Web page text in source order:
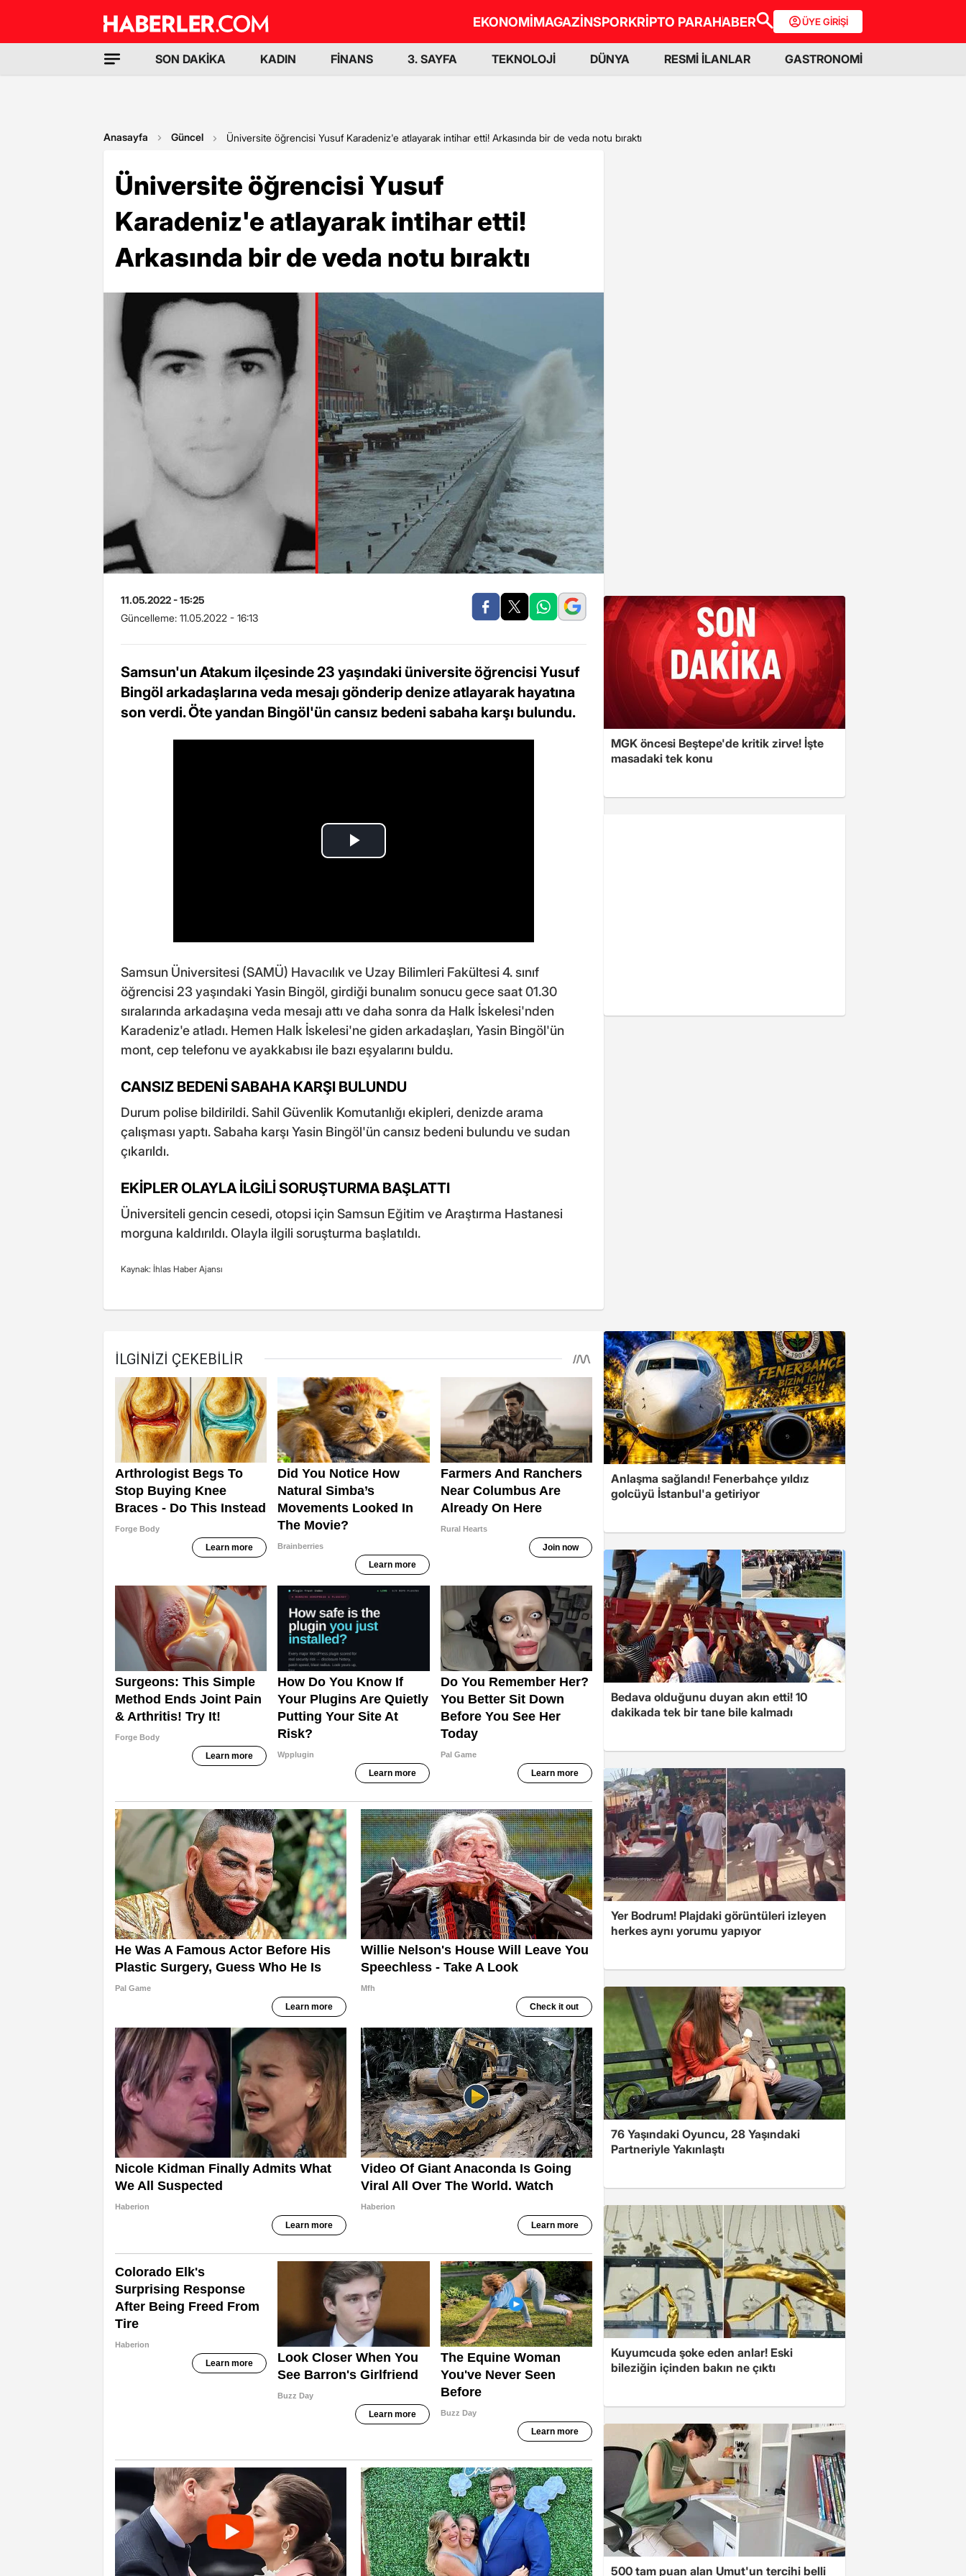
EKONOMİMAGAZİNSPORKRİPTO PARAHABER ÜYE GİRİŞİ
SON DAKİKA KADIN FİNANS 3. SAYFA TEKNOLOJİ DÜNYA RESMİ İLANLAR GASTRONOMİ
Anasayfa Güncel Üniversite öğrencisi Yusuf Karadeniz'e atlayarak intihar etti! Arkasında bir de veda notu bıraktı
Üniversite öğrencisi Yusuf
Karadeniz'e atlayarak intihar etti!
Arkasında bir de veda notu bıraktı
11.05.2022 - 15:25
Güncelleme: 11.05.2022 - 16:13
Samsun'un Atakum ilçesinde 23 yaşındaki üniversite öğrencisi Yusuf
Bingöl arkadaşlarına veda mesajı gönderip denize atlayarak hayatına
son verdi. Öte yandan Bingöl'ün cansız bedeni sabaha karşı bulundu.
Samsun Üniversitesi (SAMÜ) Havacılık ve Uzay Bilimleri Fakültesi 4. sınıf
öğrencisi 23 yaşındaki Yasin Bingöl, girdiği bunalım sonucu gece saat 01.30
sıralarında arkadaşına veda mesajı attı ve daha sonra da Halk İskelesi'nden
Karadeniz'e atladı. Hemen Halk İskelesi'ne giden arkadaşları, Yasin Bingöl'ün
mont, cep telefonu ve ayakkabısı ile bazı eşyalarını buldu.
CANSIZ BEDENİ SABAHA KARŞI BULUNDU
Durum polise bildirildi. Sahil Güvenlik Komutanlığı ekipleri, denizde arama
çalışması yaptı. Sabaha karşı Yasin Bingöl'ün cansız bedeni bulundu ve sudan
çıkarıldı.
EKİPLER OLAYLA İLGİLİ SORUŞTURMA BAŞLATTI
Üniversiteli gencin cesedi, otopsi için Samsun Eğitim ve Araştırma Hastanesi
morguna kaldırıldı. Olayla ilgili soruşturma başlatıldı.
Kaynak: İhlas Haber Ajansı
MGK öncesi Beştepe'de kritik zirve! İşte
masadaki tek konu
Anlaşma sağlandı! Fenerbahçe yıldız
golcüyü İstanbul'a getiriyor
Bedava olduğunu duyan akın etti! 10
dakikada tek bir tane bile kalmadı
Yer Bodrum! Plajdaki görüntüleri izleyen
herkes aynı yorumu yapıyor
76 Yaşındaki Oyuncu, 28 Yaşındaki
Partneriyle Yakınlaştı
Kuyumcuda şoke eden anlar! Eski
bileziğin içinden bakın ne çıktı
500 tam puan alan Umut'un tercihi belli